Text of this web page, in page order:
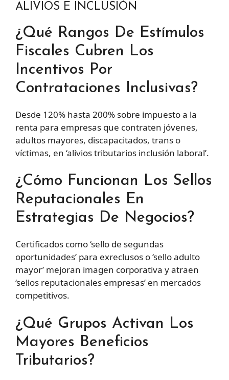
ALIVIOS E INCLUSIÓN
¿Qué Rangos De Estímulos
Fiscales Cubren Los
Incentivos Por
Contrataciones Inclusivas?
Desde 120% hasta 200% sobre impuesto a la
renta para empresas que contraten jóvenes,
adultos mayores, discapacitados, trans o
víctimas, en ‘alivios tributarios inclusión laboral’.
¿Cómo Funcionan Los Sellos
Reputacionales En
Estrategias De Negocios?
Certificados como ‘sello de segundas
oportunidades’ para exreclusos o ‘sello adulto
mayor’ mejoran imagen corporativa y atraen
‘sellos reputacionales empresas’ en mercados
competitivos.
¿Qué Grupos Activan Los
Mayores Beneficios
Tributarios?